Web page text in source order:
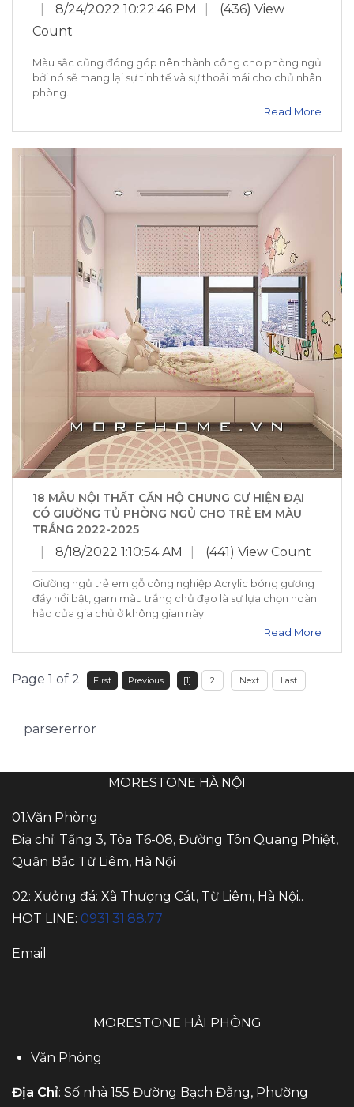
8/24/2022 10:22:46 PM
(436) View
Count
Màu sắc cũng đóng góp nên thành công cho phòng ngủ
bởi nó sẽ mang lại sự tinh tế và sự thoải mái cho chủ nhân
phòng.
Read More
18 MẪU NỘI THẤT CĂN HỘ CHUNG CƯ HIỆN ĐẠI
CÓ GIƯỜNG TỦ PHÒNG NGỦ CHO TRẺ EM MÀU
TRẮNG 2022-2025
8/18/2022 1:10:54 AM (441) View Count
Giường ngủ trẻ em gỗ công nghiệp Acrylic bóng gương
đầy nổi bật, gam màu trắng chủ đạo là sự lựa chọn hoàn
hảo của gia chủ ở không gian này
Read More
Page 1 of 2 First Previous [1] 2 Next Last
parsererror
MORESTONE HÀ NỘI
01.Văn Phòng
Điạ chỉ: Tầng 3, Tòa T6-08, Đường Tôn Quang Phiệt,
Quận Bắc Từ Liêm, Hà Nội
02: Xưởng đá: Xã Thượng Cát, Từ Liêm, Hà Nội..
HOT LINE: 0931.31.88.77
Email
MORESTONE HẢI PHÒNG
Văn Phòng
Địa Chỉ: Số nhà 155 Đường Bạch Đằng, Phường